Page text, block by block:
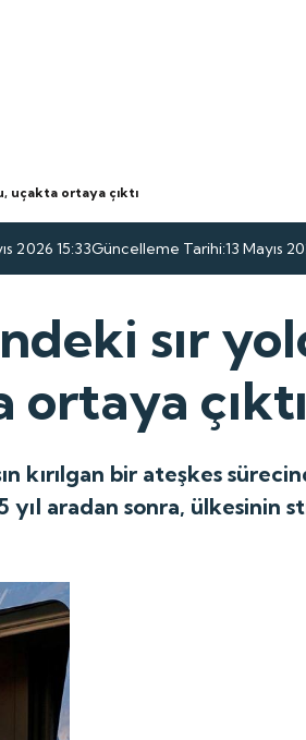
uçakta ortaya çıktı
2026 15:33Güncelleme Tarihi:13 Mayıs
sır
çıktı
kırılgan bir ateşkes
yıl aradan sonra, ülkesinin